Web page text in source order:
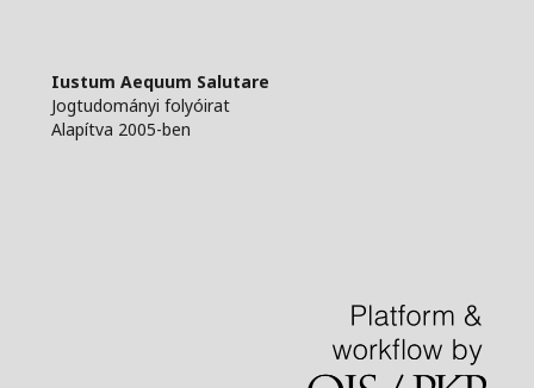
Iustum Aequum Salutare
Jogtudományi folyóirat
Alapítva 2005-ben